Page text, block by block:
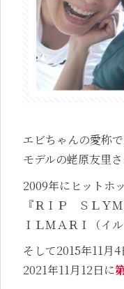
エビちゃんの愛称
モデルの蛯原友里さ
2009年にヒットホ
『ＲＩＰ ＳＬＹ
ＩＬＭＡＲＩ（イ
そして2015年11月4
2021年11月12日に